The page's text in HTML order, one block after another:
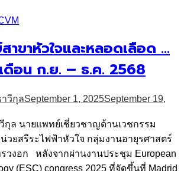
าขาหัวใจและหลอดเลือด …
ดือน ก.ย. – ธ.ค. 2568
วีกุลSeptember 1, 2025September 19,
กุล นายแพทย์เชี่ยวชาญด้านเวชกรรม
วยสรีระไฟฟ้าหัวใจ กลุ่มงานอายุรศาสตร์
วงอก หลังจากผ่านงานประชุม European
(ESC) congress 2025 ที่จัดขึ้นที่ Madrid